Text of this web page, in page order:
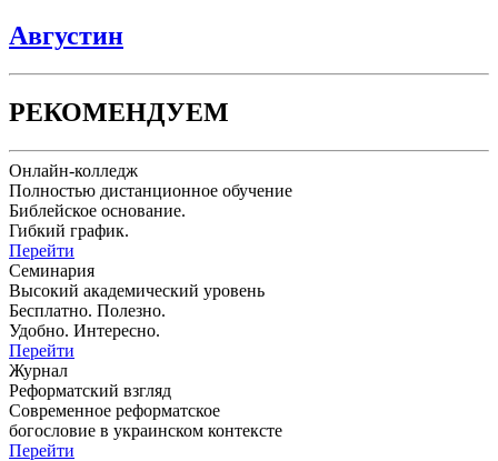
Августин
РЕКОМЕНДУЕМ
Онлайн-колледж
Полностью дистанционное обучение
Библейское основание.
Гибкий график.
Перейти
Семинария
Высокий академический уровень
Бесплатно. Полезно.
Удобно. Интересно.
Перейти
Журнал
Реформатский взгляд
Современное реформатское
богословие в украинском контексте
Перейти